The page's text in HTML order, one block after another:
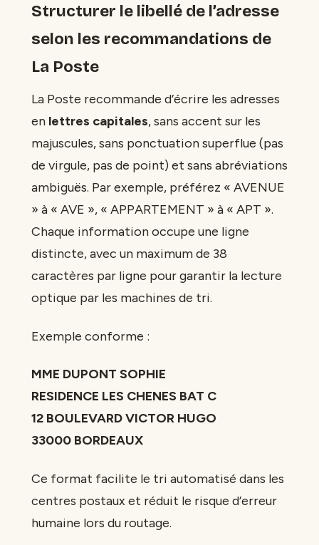
Structurer le libellé de l’adresse
selon les recommandations de
La Poste
La Poste recommande d’écrire les adresses
en lettres capitales, sans accent sur les
majuscules, sans ponctuation superflue (pas
de virgule, pas de point) et sans abréviations
ambiguës. Par exemple, préférez « AVENUE
» à « AVE », « APPARTEMENT » à « APT ».
Chaque information occupe une ligne
distincte, avec un maximum de 38
caractères par ligne pour garantir la lecture
optique par les machines de tri.
Exemple conforme :
MME DUPONT SOPHIE
RESIDENCE LES CHENES BAT C
12 BOULEVARD VICTOR HUGO
33000 BORDEAUX
Ce format facilite le tri automatisé dans les
centres postaux et réduit le risque d’erreur
humaine lors du routage.